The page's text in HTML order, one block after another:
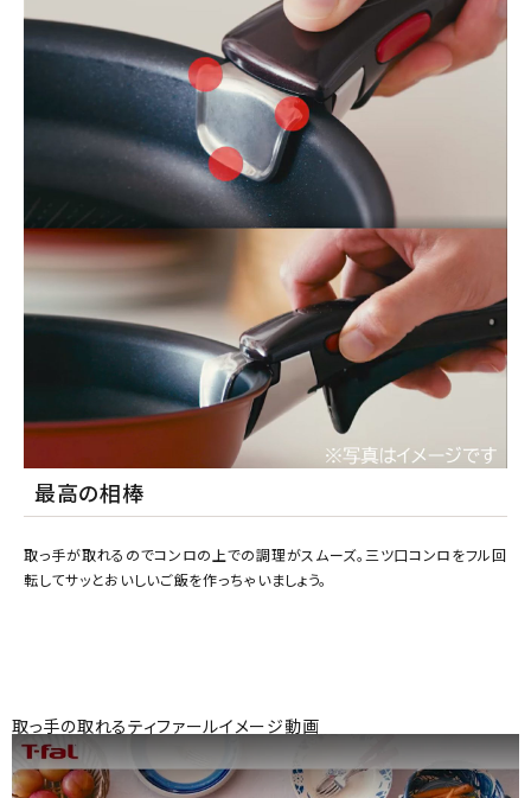
最高の相棒
取っ手が取れるのでコンロの上での調理がスムーズ。三ツ口コンロをフル回
転してサッとおいしいご飯を作っちゃいましょう。
取っ手の取れるティファールイメージ動画